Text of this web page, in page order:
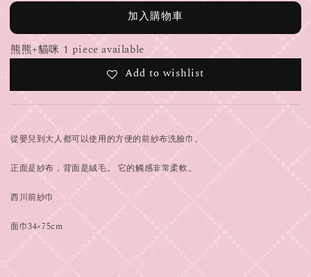
加入購物車
熊熊+貓咪 1 piece available
Add to wishlist
從嬰兒到大人都可以使用的方便的前紗布洗臉巾。
正面是紗布，背面是絨毛。 它的觸感非常柔軟。
西川前紗巾
面巾34×75cm